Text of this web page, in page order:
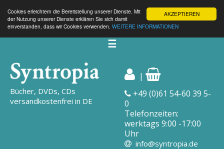
AKZEPTIEREN
Cookies erleichtern die Bereitstellung unserer Dienste. Mit
der Nutzung unserer Dienste erklären Sie sich damit
einverstanden, dass wir Cookies verwenden. WEITERE INFORMATIONEN
☰
Bücher, DVDs, CDs
versandkostenfrei in DE
|
+49 (0)61 54-60 39 5-
0
Telefonzeiten:
werktags 9:00 -17:00
Uhr
info@syntropia.de